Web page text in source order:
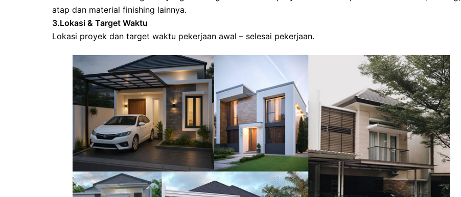
atap dan material finishing lainnya.
3.Lokasi & Target Waktu
Lokasi proyek dan target waktu pekerjaan awal – selesai pekerjaan.